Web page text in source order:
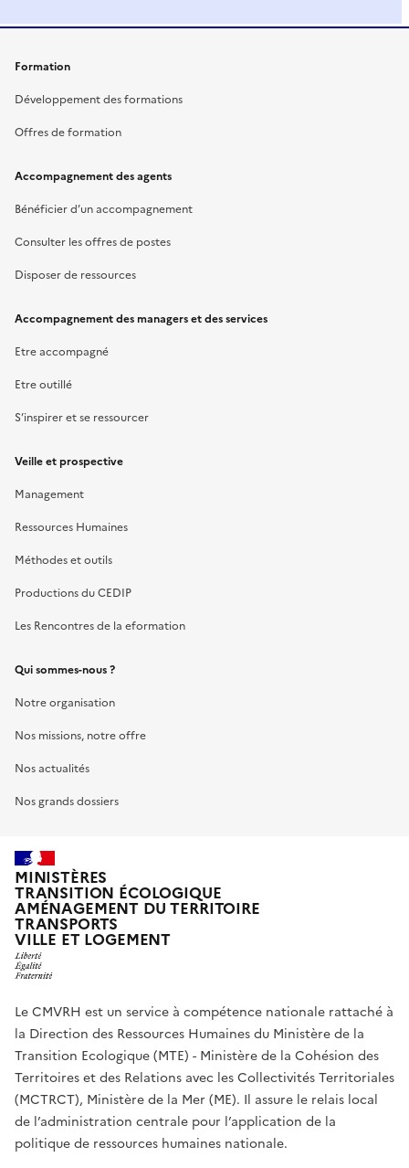
Formation
Développement des formations
Offres de formation
Accompagnement des agents
Bénéficier d’un accompagnement
Consulter les offres de postes
Disposer de ressources
Accompagnement des managers et des services
Etre accompagné
Etre outillé
S’inspirer et se ressourcer
Veille et prospective
Management
Ressources Humaines
Méthodes et outils
Productions du CEDIP
Les Rencontres de la eformation
Qui sommes-nous ?
Notre organisation
Nos missions, notre offre
Nos actualités
Nos grands dossiers
MINISTÈRES
TRANSITION ÉCOLOGIQUE
AMÉNAGEMENT DU TERRITOIRE
TRANSPORTS
VILLE ET LOGEMENT
Le CMVRH est un service à compétence nationale rattaché à
la Direction des Ressources Humaines du Ministère de la
Transition Ecologique (MTE) - Ministère de la Cohésion des
Territoires et des Relations avec les Collectivités Territoriales
(MCTRCT), Ministère de la Mer (ME). Il assure le relais local
de l’administration centrale pour l’application de la
politique de ressources humaines nationale.